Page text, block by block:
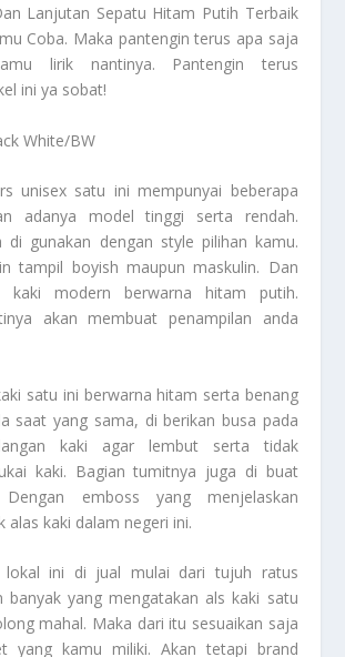
Lanjutan Sepatu Hitam Putih Terbaik
Coba. Maka pantengin terus apa saja
lirik nantinya. Pantengin terus
ini ya sobat!
White/BW
unisex satu ini mempunyai beberapa
adanya model tinggi serta rendah.
di gunakan dengan style pilihan kamu.
tampil boyish maupun maskulin. Dan
kaki modern berwarna hitam putih.
akan membuat penampilan anda
satu ini berwarna hitam serta benang
saat yang sama, di berikan busa pada
kaki agar lembut serta tidak
kaki. Bagian tumitnya juga di buat
emboss yang menjelaskan
alas kaki dalam negeri ini.
lokal ini di jual mulai dari tujuh ratus
banyak yang mengatakan als kaki satu
mahal. Maka dari itu sesuaikan saja
yang kamu miliki. Akan tetapi brand